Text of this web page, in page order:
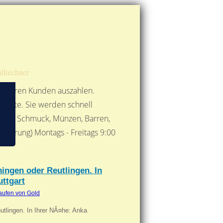
Kunden auszahlen.
Sie werden schnell
Schmuck, Münzen, Barren,
Montags - Freitags 9:00
oder Reutlingen. In
von Gold
In Ihrer NĂ¤he: Anka